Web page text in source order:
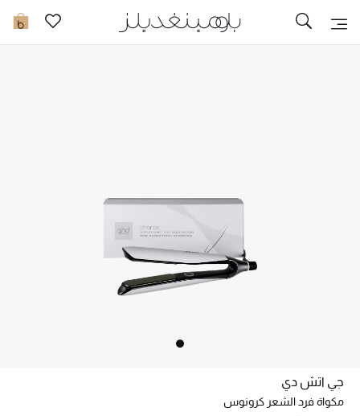
0 تخفيضات
خصم حتى 70%
جي اتش دي
مكواة فرد الشعر كرونوس